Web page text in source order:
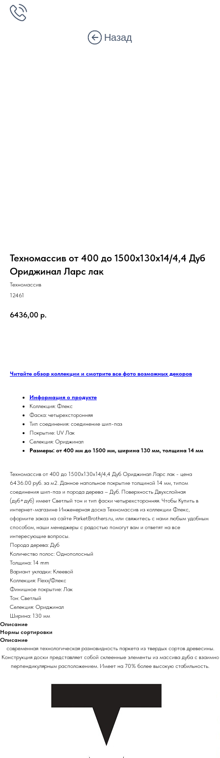
Назад
Техномассив от 400 до 1500х130х14/4,4 Дуб
Ориджинал Ларс лак
Техномассив
12461
6436,00 р.
Читайте обзор коллекции и смотрите все фото возможных декоров
Информация о продукте
Коллекция: Флекс
Фаска: четырехсторонняя
Тип соединения: соединение шип-паз
Покрытие: UV Лак
Селекция: Ориджинал
Размеры: от 400 мм до 1500 мм, ширина 130 мм, толщина 14 мм
Техномассив от 400 до 1500х130х14/4,4 Дуб Ориджинал Ларс лак - цена
6436.00 руб. за м2. Данное напольное покрытие толщиной 14 мм, типом
соединения шип-паз и порода дерева – Дуб. Поверхность Двухслойная
(дуб+дуб) имеет Светлый тон и тип фаски четырехсторонняя. Чтобы Купить в
интернет-магазине Инженерная доска Техномассив из коллекции Флекс,
оформите заказ на сайте ParketBrothers.ru, или свяжитесь с нами любым удобным
способом, наши менеджеры с радостью помогут вам и ответят на все
интересующие вопросы.
Порода дерева: Дуб
Количество полос: Однополосный
Толщина: 14 mm
Вариант укладки: Клеевой
Коллекция: Flexx/Флекс
Финишное покрытие: Лак
Тон: Светлый
Селекция: Ориджинал
Ширина: 130 мм
Описание
Нормы сортировки
Описание
современная технологическая разновидность паркета из твердых сортов древесины.
Конструкция доски представляет собой склеенные элементы из массива дуба с взаимно
перпендикулярным расположением. Имеет на 70% более высокую стабильность.